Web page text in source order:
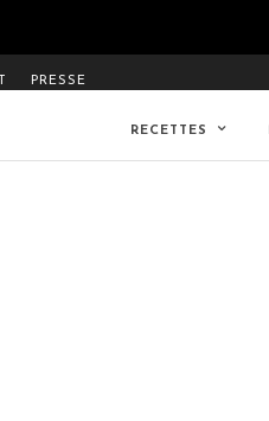
PRESSE
RECETTES